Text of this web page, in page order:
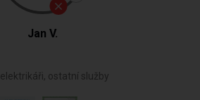
Jan V.
elektrikáři, ostatní služby